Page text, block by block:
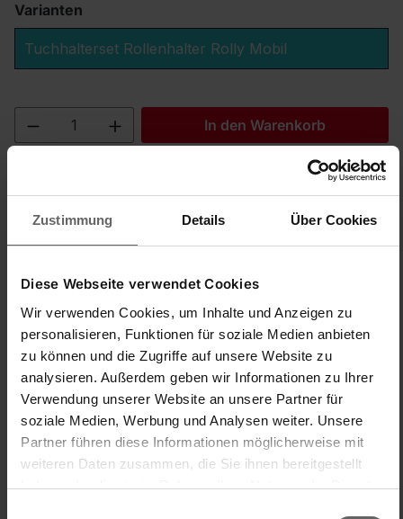
Zustimmung Details Über Cookies
Diese Webseite verwendet Cookies
Wir verwenden Cookies, um Inhalte und Anzeigen zu
personalisieren, Funktionen für soziale Medien anbieten
zu können und die Zugriffe auf unsere Website zu
analysieren. Außerdem geben wir Informationen zu Ihrer
Verwendung unserer Website an unsere Partner für
soziale Medien, Werbung und Analysen weiter. Unsere
Partner führen diese Informationen möglicherweise mit
weiteren Daten zusammen, die Sie ihnen bereitgestellt
haben oder die sie im Rahmen Ihrer Nutzung der Dienste
Varianten
Tuchhalterset Rollenhalter Rolly Mobil
Produkt Anzahl: Gib den gewünschten
In den Warenkorb
Bestehend aus dem linken und dem
rechten Halter für das Modell Rolly
Mobil (25795).
Ersatzteil für: Rollenhalter Rolly Mobil (25795)